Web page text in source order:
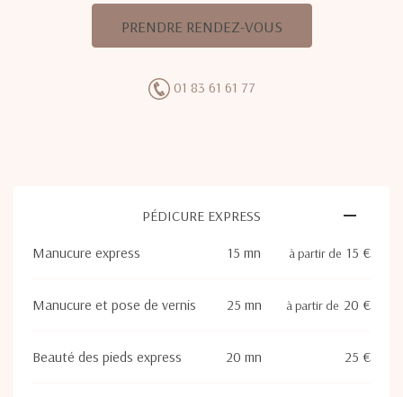
PRENDRE RENDEZ-VOUS
01 83 61 61 77
PÉDICURE EXPRESS
Manucure express 15 mn à partir de 15 €
Manucure et pose de vernis 25 mn à partir de 20 €
Beauté des pieds express 20 mn 25 €